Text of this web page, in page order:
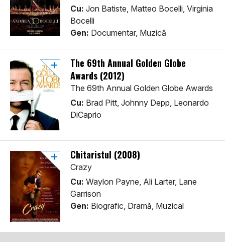
Cu: Jon Batiste, Matteo Bocelli, Virginia
Bocelli
Gen: Documentar, Muzică
The 69th Annual Golden Globe
Awards (2012)
The 69th Annual Golden Globe Awards
Cu: Brad Pitt, Johnny Depp, Leonardo
DiCaprio
Chitaristul (2008)
Crazy
Cu: Waylon Payne, Ali Larter, Lane
Garrison
Gen: Biografic, Dramă, Muzical